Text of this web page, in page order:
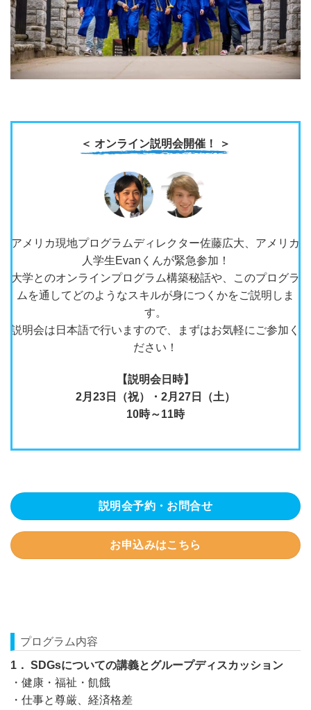
＜ オンライン説明会開催！ ＞
アメリカ現地プログラムディレクター佐藤広大、アメリカ
人学生Evanくんが緊急参加！
大学とのオンラインプログラム構築秘話や、このプログラ
ムを通してどのようなスキルが身につくかをご説明しま
す。
説明会は日本語で行いますので、まずはお気軽にご参加く
ださい！
【説明会日時】
2月23日（祝）・2月27日（土）
10時～11時
説明会予約・お問合せ
お申込みはこちら
プログラム内容
1． SDGsについての講義とグループディスカッション
・健康・福祉・飢餓
・仕事と尊厳、経済格差